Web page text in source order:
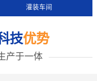
灌装车间
技优势
产于一体